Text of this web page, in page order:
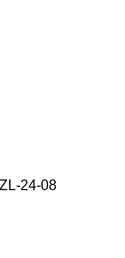
24-08